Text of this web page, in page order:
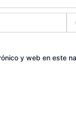
y web en este